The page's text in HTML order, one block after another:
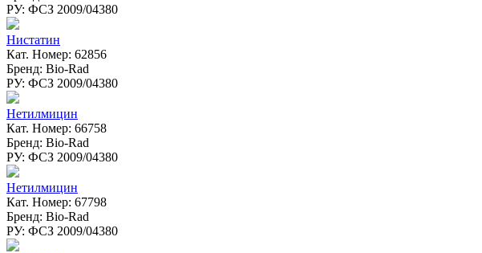
РУ: ФСЗ 2009/04380
Нистатин
Кат. Номер: 62856
Бренд: Bio-Rad
РУ: ФСЗ 2009/04380
Нетилмицин
Кат. Номер: 66758
Бренд: Bio-Rad
РУ: ФСЗ 2009/04380
Нетилмицин
Кат. Номер: 67798
Бренд: Bio-Rad
РУ: ФСЗ 2009/04380